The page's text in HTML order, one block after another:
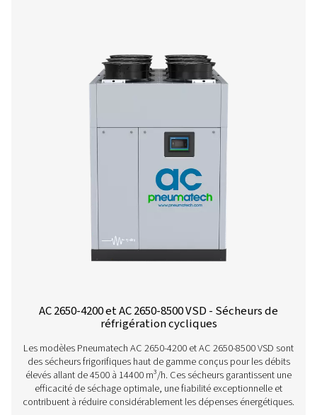
Sécheurs frigorifiques cycliques AC 765-
AC 650-2100 VSD
Les AC 765-2120 VSD et AC 650-2100 VSD sont des